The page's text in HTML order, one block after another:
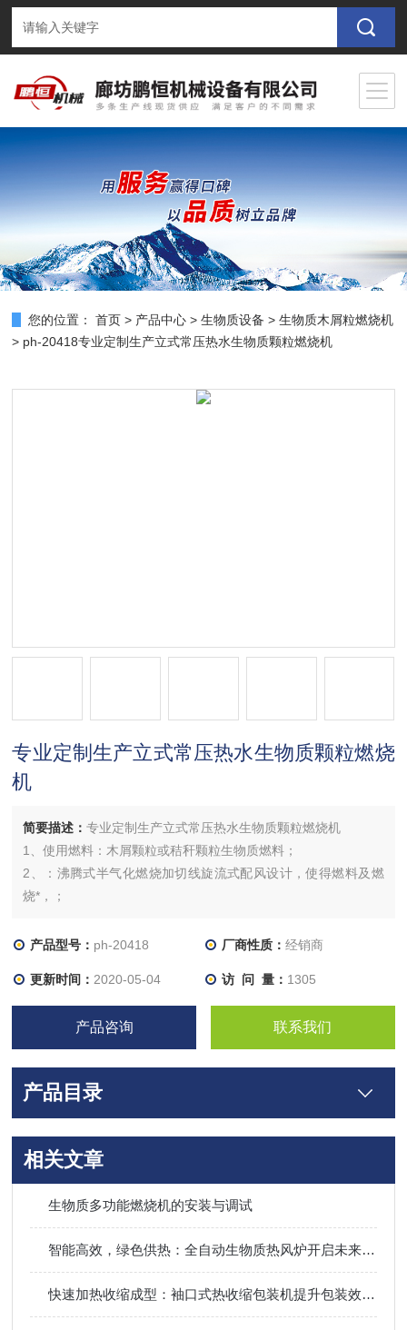
您的位置： 首页 > 产品中心 >生物质设备 >生物质木屑粒燃烧机
> ph-20418专业定制生产立式常压热水生物质颗粒燃烧机
专业定制生产立式常压热水生物质颗粒燃烧
机
简要描述：专业定制生产立式常压热水生物质颗粒燃烧机
1、使用燃料：木屑颗粒或秸秆颗粒生物质燃料；
2、：沸腾式半气化燃烧加切线旋流式配风设计，使得燃料及燃
烧*，；
4、热负荷 调节范围宽：燃烧机热负荷可在额定负荷的
5、无污染环保效益明显：以可再生生物质能源为燃料，实现了
能源的可持续利用。 ；
6、无焦油、
产品型号： ph-20418 厂商性质： 经销商
更新时间： 2020-05-04 访 问 量： 1305
产品咨询 联系我们
产品目录
相关文章
生物质多功能燃烧机的安装与调试
智能高效，绿色供热：全自动生物质热风炉开启未来取暖新模式
快速加热收缩成型：袖口式热收缩包装机提升包装效率省时间